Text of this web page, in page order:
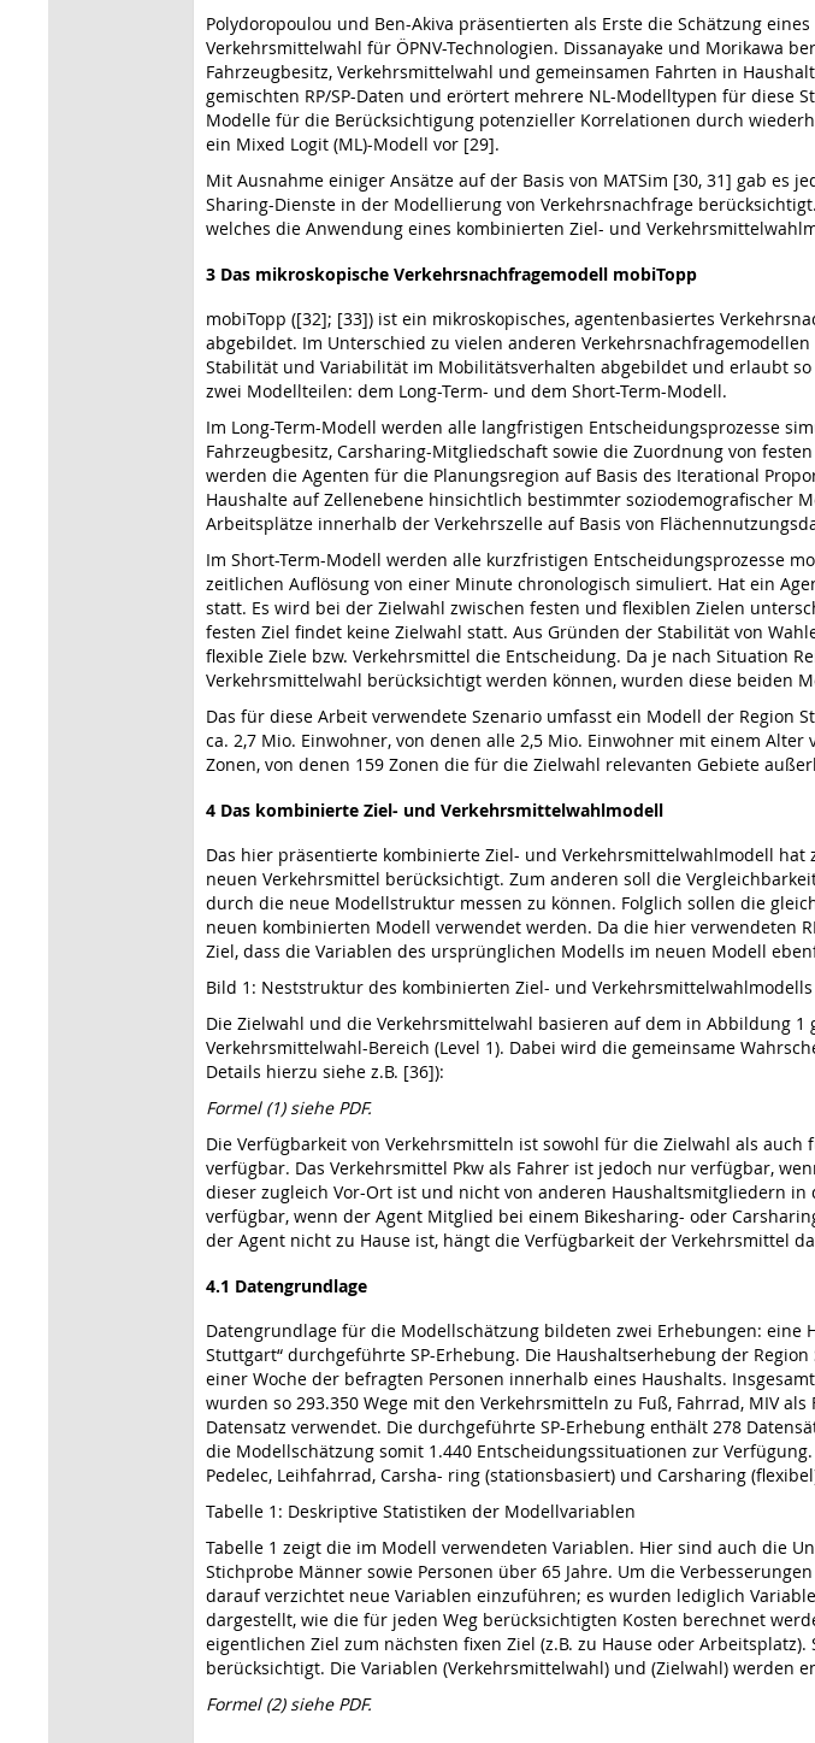
Polydoropoulou und Ben-Akiva präsentierten als Erste die Schätzung
Verkehrsmittelwahl für ÖPNV-Technologien. Dissanayake und Morikawa
Fahrzeugbesitz, Verkehrsmittelwahl und gemeinsamen Fahrten in
gemischten RP/SP-Daten und erörtert mehrere NL-Modelltypen für diese
Modelle für die Berücksichtigung potenzieller Korrelationen durch
ein Mixed Logit (ML)-Modell vor [29].
Mit Ausnahme einiger Ansätze auf der Basis von MATSim [30, 31] gab
Sharing-Dienste in der Modellierung von Verkehrsnachfrage
welches die Anwendung eines kombinierten Ziel- und
3 Das mikroskopische Verkehrsnachfragemodell mobiTopp
mobiTopp ([32]; [33]) ist ein mikroskopisches, agentenbasiertes
abgebildet. Im Unterschied zu vielen anderen
Stabilität und Variabilität im Mobilitätsverhalten abgebildet und erlaubt
zwei Modellteilen: dem Long-Term- und dem Short-Term-Modell.
Im Long-Term-Modell werden alle langfristigen Entscheidungsprozesse
Fahrzeugbesitz, Carsharing-Mitgliedschaft sowie die Zuordnung von
werden die Agenten für die Planungsregion auf Basis des Iterational
Haushalte auf Zellenebene hinsichtlich bestimmter soziodemografischer
Arbeitsplätze innerhalb der Verkehrszelle auf Basis von
Im Short-Term-Modell werden alle kurzfristigen Entscheidungsprozesse
zeitlichen Auflösung von einer Minute chronologisch simuliert. Hat ein
statt. Es wird bei der Zielwahl zwischen festen und flexiblen Zielen
festen Ziel findet keine Zielwahl statt. Aus Gründen der Stabilität von
flexible Ziele bzw. Verkehrsmittel die Entscheidung. Da je nach Situation
Verkehrsmittelwahl berücksichtigt werden können, wurden diese beiden
Das für diese Arbeit verwendete Szenario umfasst ein Modell der Region
ca. 2,7 Mio. Einwohner, von denen alle 2,5 Mio. Einwohner mit einem
Zonen, von denen 159 Zonen die für die Zielwahl relevanten Gebiete
4 Das kombinierte Ziel- und Verkehrsmittelwahlmodell
Das hier präsentierte kombinierte Ziel- und Verkehrsmittelwahlmodell
neuen Verkehrsmittel berücksichtigt. Zum anderen soll die
durch die neue Modellstruktur messen zu können. Folglich sollen die
neuen kombinierten Modell verwendet werden. Da die hier verwendeten
Ziel, dass die Variablen des ursprünglichen Modells im neuen Modell
Bild 1: Neststruktur des kombinierten Ziel- und Verkehrsmittelwahlmodells
Die Zielwahl und die Verkehrsmittelwahl basieren auf dem in Abbildung
Verkehrsmittelwahl-Bereich (Level 1). Dabei wird die gemeinsame
Details hierzu siehe z.B. [36]):
Formel (1) siehe PDF.
Die Verfügbarkeit von Verkehrsmitteln ist sowohl für die Zielwahl als
verfügbar. Das Verkehrsmittel Pkw als Fahrer ist jedoch nur verfügbar,
dieser zugleich Vor-Ort ist und nicht von anderen Haushaltsmitgliedern
verfügbar, wenn der Agent Mitglied bei einem Bikesharing- oder
der Agent nicht zu Hause ist, hängt die Verfügbarkeit der Verkehrsmittel
4.1 Datengrundlage
Datengrundlage für die Modellschätzung bildeten zwei Erhebungen:
Stuttgart“ durchgeführte SP-Erhebung. Die Haushaltserhebung der
einer Woche der befragten Personen innerhalb eines Haushalts.
wurden so 293.350 Wege mit den Verkehrsmitteln zu Fuß, Fahrrad, MIV
Datensatz verwendet. Die durchgeführte SP-Erhebung enthält 278
die Modellschätzung somit 1.440 Entscheidungssituationen zur
Pedelec, Leihfahrrad, Carsha- ring (stationsbasiert) und Carsharing
Tabelle 1: Deskriptive Statistiken der Modellvariablen
Tabelle 1 zeigt die im Modell verwendeten Variablen. Hier sind auch die
Stichprobe Männer sowie Personen über 65 Jahre. Um die
darauf verzichtet neue Variablen einzuführen; es wurden lediglich
dargestellt, wie die für jeden Weg berücksichtigten Kosten berechnet
eigentlichen Ziel zum nächsten fixen Ziel (z.B. zu Hause oder
berücksichtigt. Die Variablen (Verkehrsmittelwahl) und (Zielwahl) werden
Formel (2) siehe PDF.